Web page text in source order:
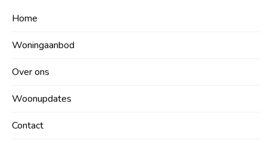
Home
Woningaanbod
Over ons
Woonupdates
Contact